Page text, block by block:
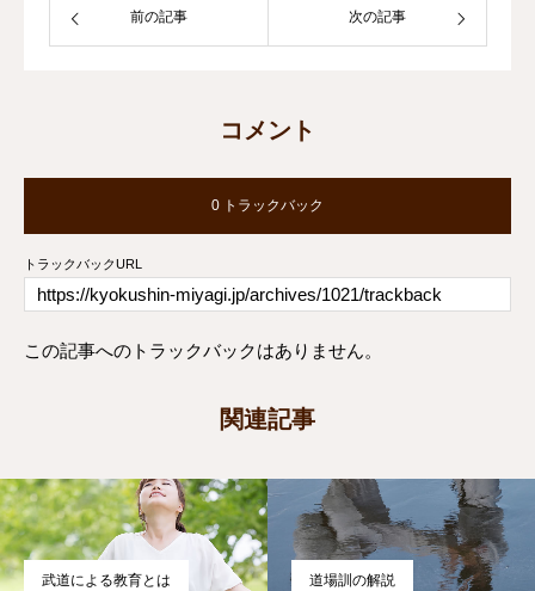
前の記事 次の記事
コメント
0 トラックバック
トラックバックURL
この記事へのトラックバックはありません。
関連記事
武道による教育とは 道場訓の解説